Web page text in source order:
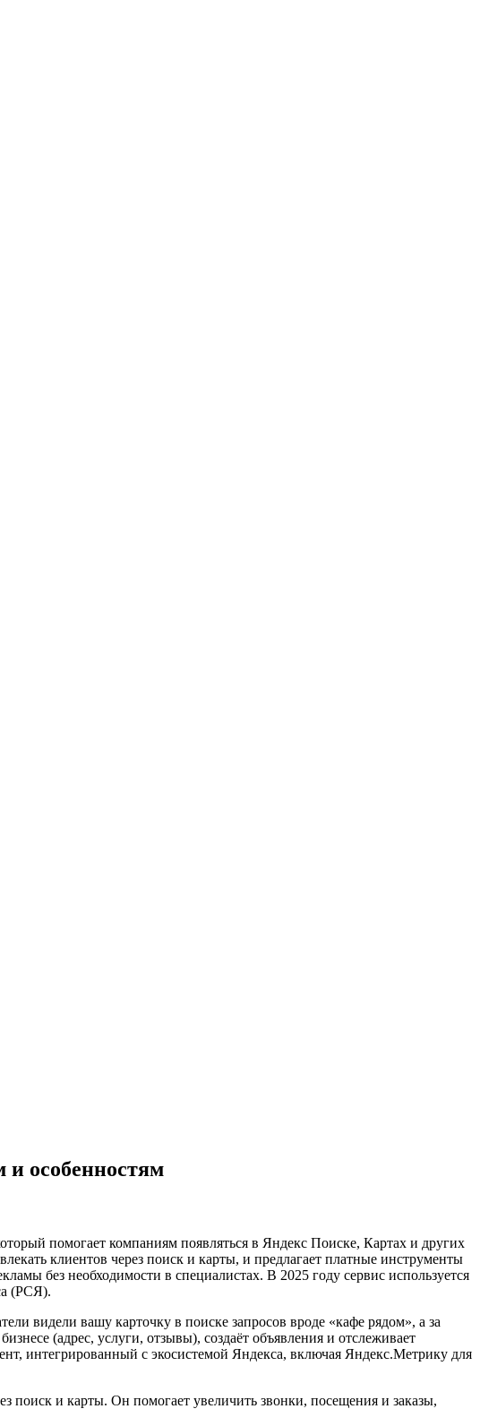
и особенностям
помогает компаниям появляться в Яндекс Поиске, Картах и других
клиентов через поиск и карты, и предлагает платные инструменты
без необходимости в специалистах. В 2025 году сервис используется
(РСЯ).
видели вашу карточку в поиске запросов вроде «кафе рядом», а за
(адрес, услуги, отзывы), создаёт объявления и отслеживает
интегрированный с экосистемой Яндекса, включая Яндекс.Метрику для
поиск и карты. Он помогает увеличить звонки, посещения и заказы,